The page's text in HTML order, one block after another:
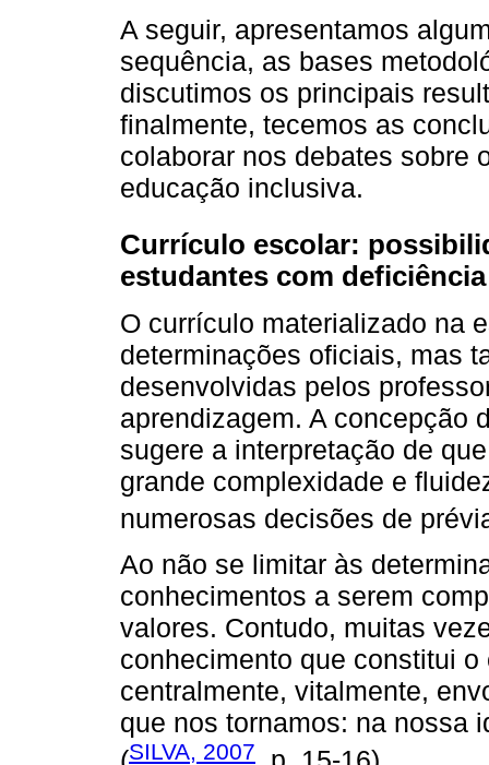
A seguir, apresentamos
sequência, as bases
discutimos os principais
finalmente, tecemos as
colaborar nos debates sobre
educação inclusiva.
Currículo escolar:
estudantes com deficiência
O currículo materializado na
determinações oficiais, mas
desenvolvidas pelos
aprendizagem. A concepção
sugere a interpretação de
grande complexidade e
numerosas decisões de
Ao não se limitar às
conhecimentos a serem
valores. Contudo, muitas
conhecimento que constitui
centralmente, vitalmente,
que nos tornamos: na nossa
SILVA, 2007